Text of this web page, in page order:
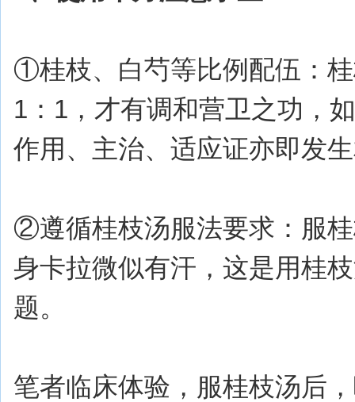
①桂枝、白芍等比例配伍：
1：1，才有调和营卫之功，
作用、主治、适应证亦即发
②遵循桂枝汤服法要求：服
身卡拉微似有汗，这是用桂
题。
笔者临床体验，服桂枝汤后